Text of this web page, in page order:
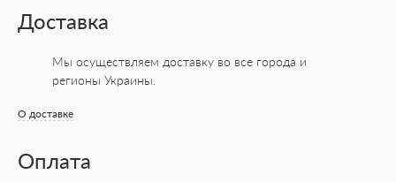
Доставка
Мы осуществляем доставку во все города и
регионы Украины.
О доставке
Оплата